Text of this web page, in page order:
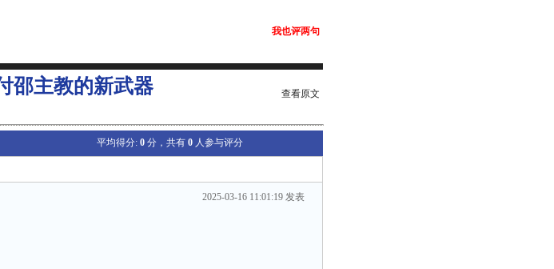
我也评两句
邵主教的新武器 查看原文
平均得分: 0 分，共有 0 人参与评分
2025-03-16 11:01:19 发表